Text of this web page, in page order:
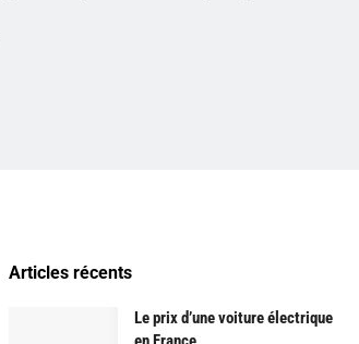
Articles récents
Le prix d’une voiture électrique